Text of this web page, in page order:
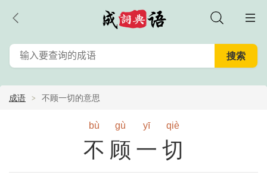
成语 不顾一切的意思
bù gù yī qiè
不顾一切